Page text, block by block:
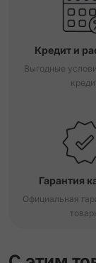
Кредит и
Выгодные
Гарантия
Официальная